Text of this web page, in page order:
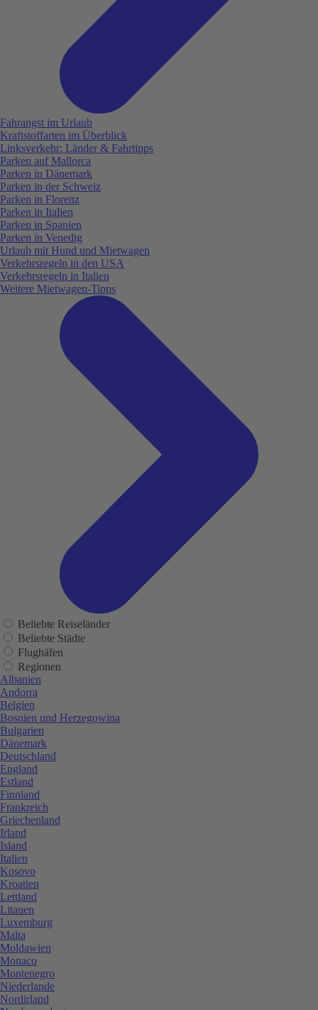
Fahrangst im Urlaub
Kraftstoffarten im Überblick
Linksverkehr: Länder & Fahrtipps
Parken auf Mallorca
Parken in Dänemark
Parken in der Schweiz
Parken in Florenz
Parken in Italien
Parken in Spanien
Parken in Venedig
Urlaub mit Hund und Mietwagen
Verkehrsregeln in den USA
Verkehrsregeln in Italien
Weitere Mietwagen-Tipps
Beliebte Reiseländer
Beliebte Städte
Flughäfen
Regionen
Albanien
Andorra
Belgien
Bosnien und Herzegowina
Bulgarien
Dänemark
Deutschland
England
Estland
Finnland
Frankreich
Griechenland
Irland
Island
Italien
Kosovo
Kroatien
Lettland
Litauen
Luxemburg
Malta
Moldawien
Monaco
Montenegro
Niederlande
Nordirland